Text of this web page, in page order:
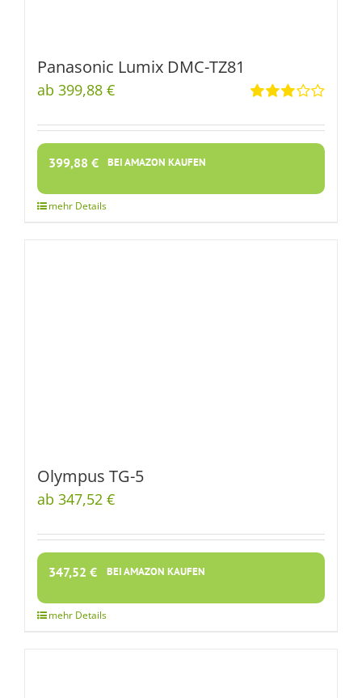
Panasonic Lumix DMC-TZ81
3.00out
of 5
ab 399,88 €
399,88 € BEI AMAZON KAUFEN
Olympus TG-5
ab 347,52 €
347,52 € BEI AMAZON KAUFEN